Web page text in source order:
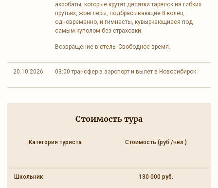
акробаты, которые крутят десятки тарелок на гибких
прутьях, жонглёры, подбрасывающие 8 колец
одновременно, и гимнасты, кувыркающиеся под
самым куполом без страховки.
Возвращение в отель. Свободное время.
20.10.2026 03:00 трансфер в аэропорт и вылет в Новосибирск
Стоимость тура
Категория туриста Стоимость (руб./чел.)
Школьник 130 000 руб.